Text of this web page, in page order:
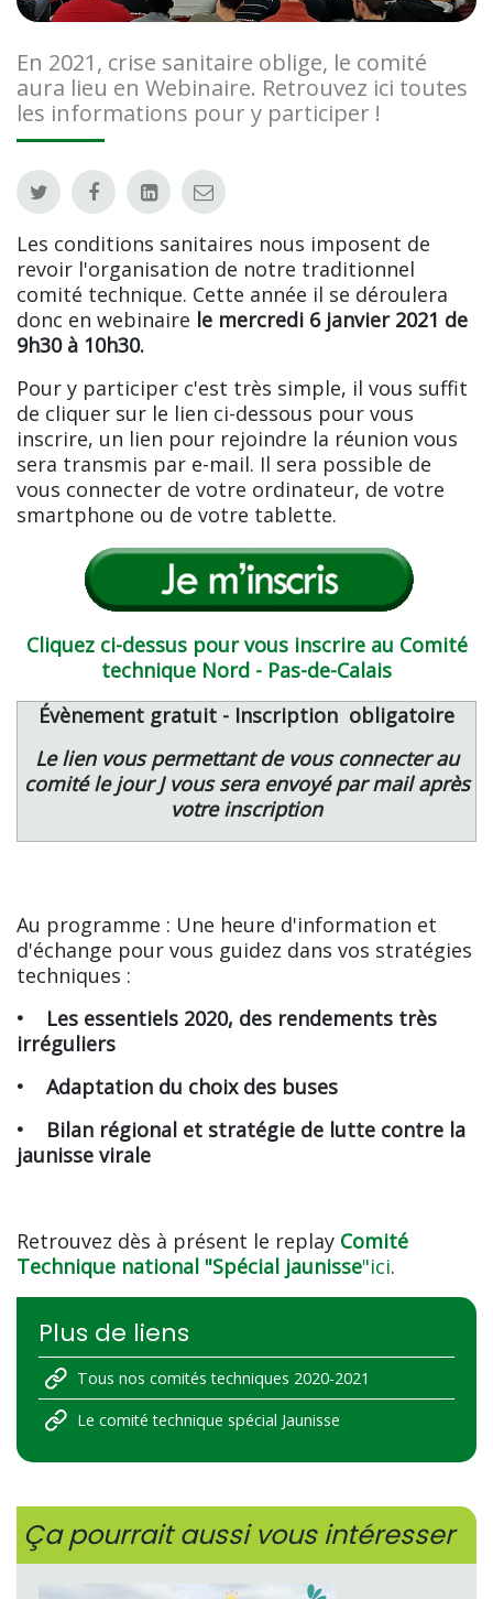
En 2021, crise sanitaire oblige, le comité
aura lieu en Webinaire. Retrouvez ici toutes
les informations pour y participer !
Les conditions sanitaires nous imposent de
revoir l'organisation de notre traditionnel
comité technique. Cette année il se déroulera
donc en webinaire le mercredi 6 janvier 2021 de
9h30 à 10h30.
Pour y participer c'est très simple, il vous suffit
de cliquer sur le lien ci-dessous pour vous
inscrire, un lien pour rejoindre la réunion vous
sera transmis par e-mail. Il sera possible de
vous connecter de votre ordinateur, de votre
smartphone ou de votre tablette.
Cliquez ci-dessus pour vous inscrire au Comité
technique Nord - Pas-de-Calais
Évènement gratuit - Inscription obligatoire
Le lien vous permettant de vous connecter au
comité le jour J vous sera envoyé par mail après
votre inscription
Au programme : Une heure d'information et
d'échange pour vous guidez dans vos stratégies
techniques :
• Les essentiels 2020, des rendements très
irréguliers
• Adaptation du choix des buses
• Bilan régional et stratégie de lutte contre la
jaunisse virale
Retrouvez dès à présent le replay Comité
Technique national "Spécial jaunisse"ici.
Plus de liens
Tous nos comités techniques 2020-2021
Le comité technique spécial Jaunisse
Ça pourrait aussi vous intéresser